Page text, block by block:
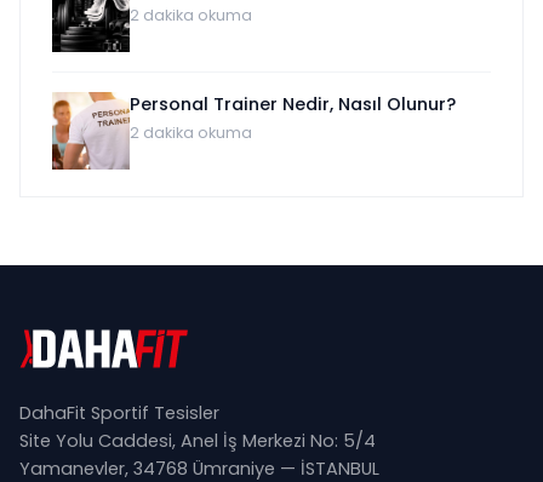
2 dakika okuma
Personal Trainer Nedir, Nasıl Olunur?
2 dakika okuma
DahaFit Sportif Tesisler
Site Yolu Caddesi, Anel İş Merkezi No: 5/4
Yamanevler, 34768 Ümraniye — İSTANBUL